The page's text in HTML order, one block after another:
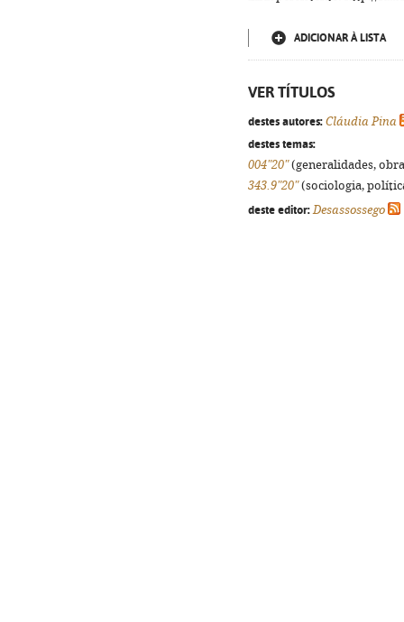
ADICIONAR À LISTA
VER TÍTULOS
destes autores: Cláudia Pina
destes temas:
004"20"(generalidades,
343.9"20"(sociologia,
deste editor: Desassossego